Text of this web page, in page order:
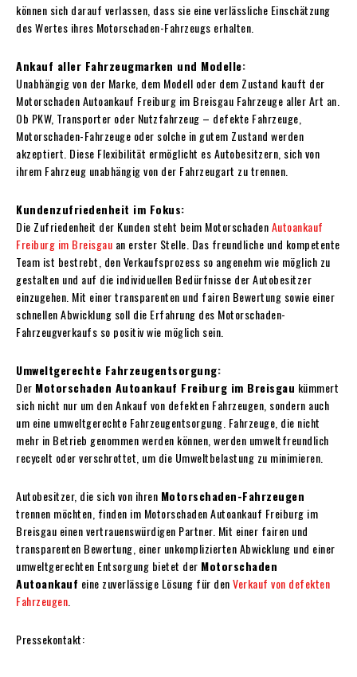
können sich darauf verlassen, dass sie eine verlässliche Einschätzung
des Wertes ihres Motorschaden-Fahrzeugs erhalten.
Ankauf aller Fahrzeugmarken und Modelle:
Unabhängig von der Marke, dem Modell oder dem Zustand kauft der
Motorschaden Autoankauf Freiburg im Breisgau Fahrzeuge aller Art an.
Ob PKW, Transporter oder Nutzfahrzeug – defekte Fahrzeuge,
Motorschaden-Fahrzeuge oder solche in gutem Zustand werden
akzeptiert. Diese Flexibilität ermöglicht es Autobesitzern, sich von
ihrem Fahrzeug unabhängig von der Fahrzeugart zu trennen.
Kundenzufriedenheit im Fokus:
Die Zufriedenheit der Kunden steht beim MotorschadenAutoankauf
Freiburg im Breisgau an erster Stelle. Das freundliche und kompetente
Team ist bestrebt, den Verkaufsprozess so angenehm wie möglich zu
gestalten und auf die individuellen Bedürfnisse der Autobesitzer
einzugehen. Mit einer transparenten und fairen Bewertung sowie einer
schnellen Abwicklung soll die Erfahrung des Motorschaden-
Fahrzeugverkaufs so positiv wie möglich sein.
Umweltgerechte Fahrzeugentsorgung:
Der Motorschaden Autoankauf Freiburg im Breisgau kümmert
sich nicht nur um den Ankauf von defekten Fahrzeugen, sondern auch
um eine umweltgerechte Fahrzeugentsorgung. Fahrzeuge, die nicht
mehr in Betrieb genommen werden können, werden umweltfreundlich
recycelt oder verschrottet, um die Umweltbelastung zu minimieren.
Autobesitzer, die sich von ihren Motorschaden-Fahrzeugen
trennen möchten, finden im Motorschaden Autoankauf Freiburg im
Breisgau einen vertrauenswürdigen Partner. Mit einer fairen und
transparenten Bewertung, einer unkomplizierten Abwicklung und einer
umweltgerechten Entsorgung bietet der Motorschaden
Autoankauf eine zuverlässige Lösung für denVerkauf von defekten
Fahrzeugen
Pressekontakt: